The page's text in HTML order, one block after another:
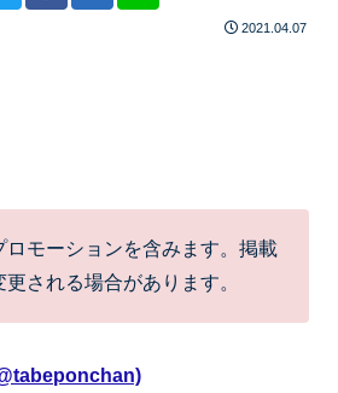
2021.04.07
ロモーションを含みます。掲載
される場合があります。
@tabeponchan)